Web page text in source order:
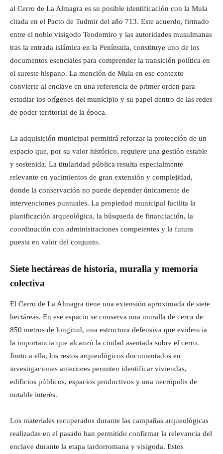
al Cerro de La Almagra es su posible identificación con la Mula
citada en el Pacto de Tudmir del año 713. Este acuerdo, firmado
entre el noble visigodo Teodomiro y las autoridades musulmanas
tras la entrada islámica en la Península, constituye uno de los
documentos esenciales para comprender la transición política en
el sureste hispano. La mención de Mula en ese contexto
convierte al enclave en una referencia de primer orden para
estudiar los orígenes del municipio y su papel dentro de las redes
de poder territorial de la época.
La adquisición municipal permitirá reforzar la protección de un
espacio que, por su valor histórico, requiere una gestión estable
y sostenida. La titularidad pública resulta especialmente
relevante en yacimientos de gran extensión y complejidad,
donde la conservación no puede depender únicamente de
intervenciones puntuales. La propiedad municipal facilita la
planificación arqueológica, la búsqueda de financiación, la
coordinación con administraciones competentes y la futura
puesta en valor del conjunto.
Siete hectáreas de historia, muralla y memoria
colectiva
El Cerro de La Almagra tiene una extensión aproximada de siete
hectáreas. En ese espacio se conserva una muralla de cerca de
850 metros de longitud, una estructura defensiva que evidencia
la importancia que alcanzó la ciudad asentada sobre el cerro.
Junto a ella, los restos arqueológicos documentados en
investigaciones anteriores permiten identificar viviendas,
edificios públicos, espacios productivos y una necrópolis de
notable interés.
Los materiales recuperados durante las campañas arqueológicas
realizadas en el pasado han permitido confirmar la relevancia del
enclave durante la etapa tardorromana y visigoda. Estos